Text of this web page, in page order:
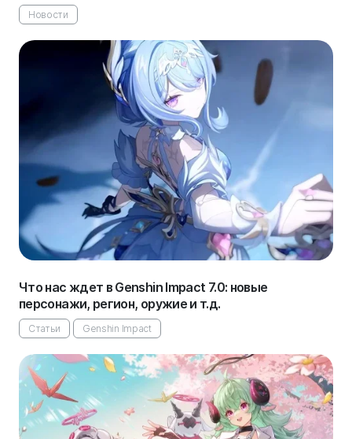
Новости
Что нас ждет в Genshin Impact 7.0: новые
персонажи, регион, оружие и т.д.
Статьи Genshin Impact